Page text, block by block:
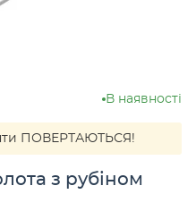
В наявності
ПОВЕРТАЮТЬСЯ!
з рубіном